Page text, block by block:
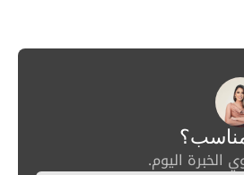
الخبرة اليوم.